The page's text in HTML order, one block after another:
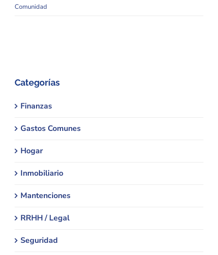
Comunidad
Categorías
Finanzas
Gastos Comunes
Hogar
Inmobiliario
Mantenciones
RRHH / Legal
Seguridad